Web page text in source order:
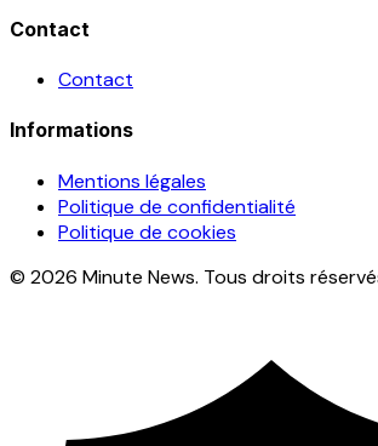
Contact
Contact
Informations
Mentions légales
Politique de confidentialité
Politique de cookies
© 2026 Minute News. Tous droits